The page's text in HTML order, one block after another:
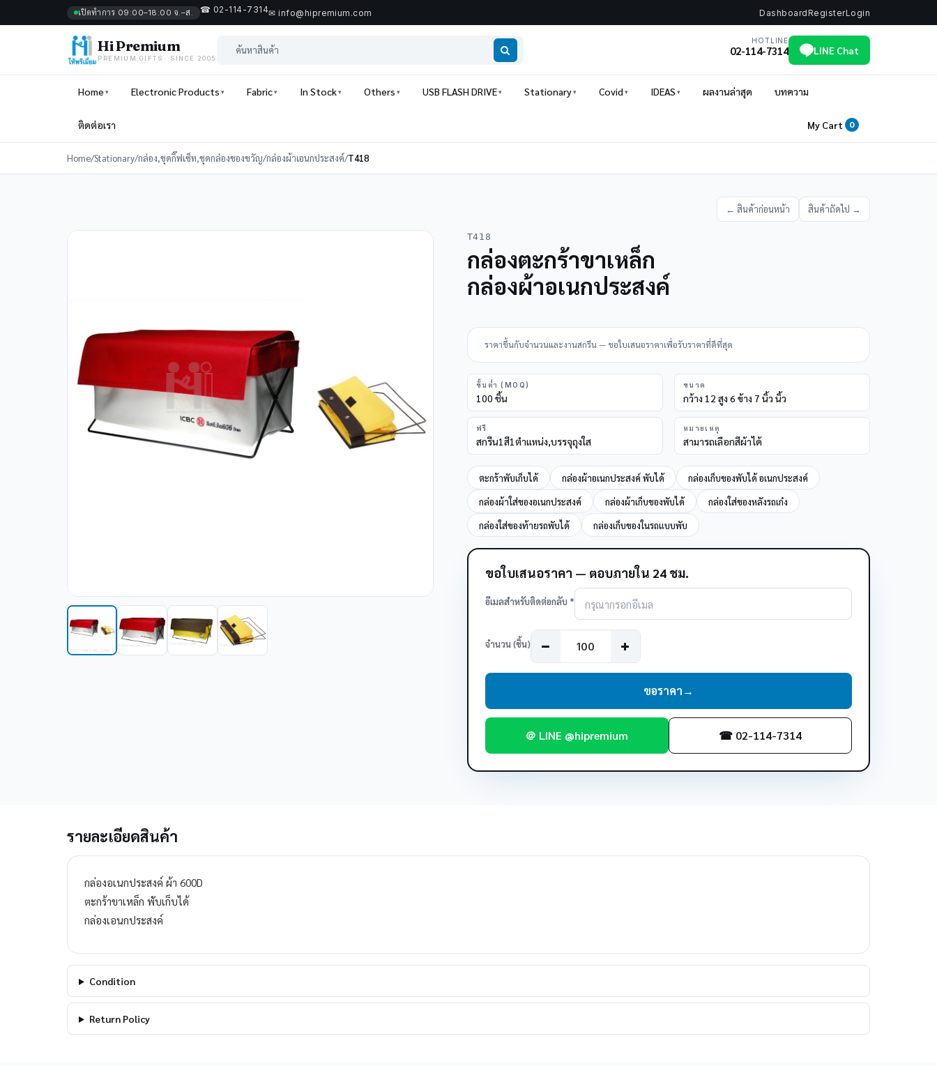
เปิดทำการ 09:00–18:00 จ.–ส. ☎ 02-114-7314✉ info@hipremium.com DashboardRegisterLogin
Hi Premium
PREMIUM GIFTS · SINCE 2005
HOTLINE
02-114-7314 LINE Chat
Home Electronic Products Fabric In Stock Others USB FLASH DRIVE Stationary Covid IDEAS ผลงานล่าสุด บทความ
ติดต่อเรา My Cart 0
Home/Stationary/กล่อง,ชุดกิ๊ฟเซ็ท,ชุดกล่องของขวัญ/กล่องผ้าเอนกประสงค์/T418
← สินค้าก่อนหน้า สินค้าถัดไป →
T418
กล่องตะกร้าขาเหล็ก
กล่องผ้าอเนกประสงค์
ราคาขึ้นกับจำนวนและงานสกรีน — ขอใบเสนอราคาเพื่อรับราคาที่ดีที่สุด
ขั้นต่ำ (MOQ)
100 ชิ้น
ขนาด
กว้าง 12 สูง 6 ข้าง 7 นิ้ว นิ้ว
ฟรี
สกรีน1สี1ตำแหน่ง,บรรจุถุงใส
หมายเหตุ
สามารถเลือกสีผ้าได้
ตะกร้าพับเก็บได้ กล่องผ้าอเนกประสงค์ พับได้
กล่องเก็บของพับได้ อเนกประสงค์
กล่องผ้าใส่ของอเนกประสงค์
กล่องผ้าเก็บของพับได้
กล่องใส่ของหลังรถเก๋ง
กล่องใส่ของท้ายรถพับได้
กล่องเก็บของในรถแบบพับ
ขอใบเสนอราคา — ตอบภายใน 24 ชม.
อีเมลสำหรับติดต่อกลับ *
จำนวน (ชิ้น)
ขอราคา→
＠ LINE @hipremium ☎ 02-114-7314
รายละเอียดสินค้า
กล่องอเนกประสงค์ ผ้า 600D
ตะกร้าขาเหล็ก พับเก็บได้
กล่องเอนกประสงค์
Condition
Return Policy